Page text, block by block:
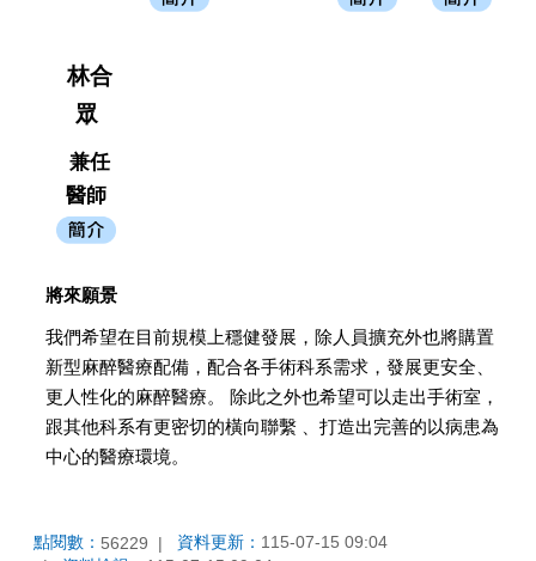
林合
眾
兼任
醫師
將來願景
我們希望在目前規模上穩健發展，除人員擴充外也將購置
新型麻醉醫療配備，配合各手術科系需求，發展更安全、
更人性化的麻醉醫療。 除此之外也希望可以走出手術室，
跟其他科系有更密切的橫向聯繫 、打造出完善的以病患為
中心的醫療環境。
點閱數： 56229 資料更新： 115-07-15 09:04